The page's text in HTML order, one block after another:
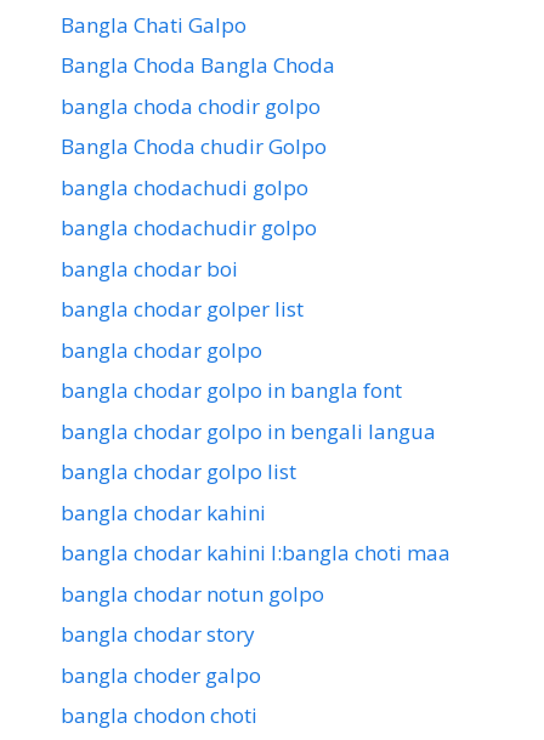
Bangla Chati Galpo
Bangla Choda Bangla Choda
bangla choda chodir golpo
Bangla Choda chudir Golpo
bangla chodachudi golpo
bangla chodachudir golpo
bangla chodar boi
bangla chodar golper list
bangla chodar golpo
bangla chodar golpo in bangla font
bangla chodar golpo in bengali langua
bangla chodar golpo list
bangla chodar kahini
bangla chodar kahini l:bangla choti maa
bangla chodar notun golpo
bangla chodar story
bangla choder galpo
bangla chodon choti